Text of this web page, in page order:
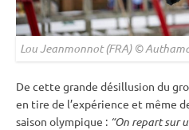
Lou Jeanmonnot (FRA) ©
De cette grande désillusion du
en tire de l’expérience et même
saison olympique : “On repart sur